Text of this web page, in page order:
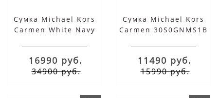
Сумка Michael Kors
Carmen White Navy
16990 руб.
34900 руб.
Сумка Michael Kors
Carmen 30S0GNMS1B
11490 руб.
15990 руб.